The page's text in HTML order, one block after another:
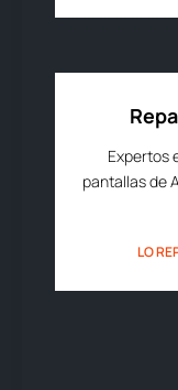
Expertos
pantallas de
LO